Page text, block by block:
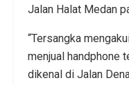
Jalan Halat Medan
“Tersangka
menjual handphone
dikenal di Jalan